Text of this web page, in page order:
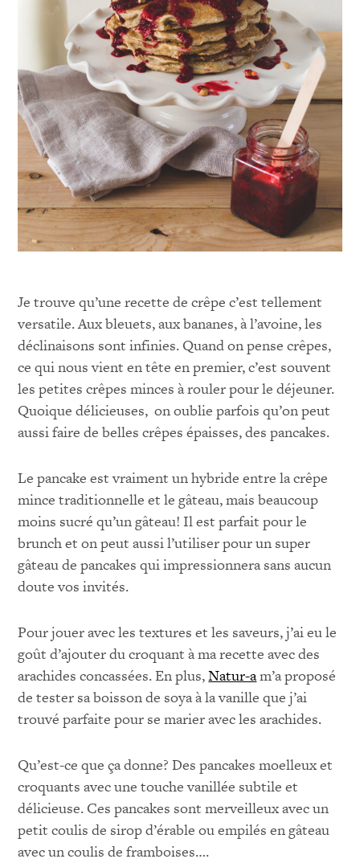
Je trouve qu’une recette de crêpe c’est tellement
versatile. Aux bleuets, aux bananes, à l’avoine, les
déclinaisons sont infinies. Quand on pense crêpes,
ce qui nous vient en tête en premier, c’est souvent
les petites crêpes minces à rouler pour le déjeuner.
Quoique délicieuses, on oublie parfois qu’on peut
aussi faire de belles crêpes épaisses, des pancakes.
Le pancake est vraiment un hybride entre la crêpe
mince traditionnelle et le gâteau, mais beaucoup
moins sucré qu’un gâteau! Il est parfait pour le
brunch et on peut aussi l’utiliser pour un super
gâteau de pancakes qui impressionnera sans aucun
doute vos invités.
Pour jouer avec les textures et les saveurs, j’ai eu le
goût d’ajouter du croquant à ma recette avec des
arachides concassées. En plus,Natur-am’a proposé
de tester sa boisson de soya à la vanille que j’ai
trouvé parfaite pour se marier avec les arachides.
Qu’est-ce que ça donne? Des pancakes moelleux et
croquants avec une touche vanillée subtile et
délicieuse. Ces pancakes sont merveilleux avec un
petit coulis de sirop d’érable ou empilés en gâteau
avec un coulis de framboises….